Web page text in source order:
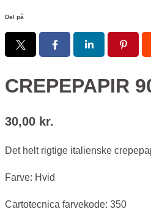
Del på
CREPEPAPIR
30,00 kr.
Det helt rigtige italienske
Farve: Hvid
Cartotecnica farvekode: 350